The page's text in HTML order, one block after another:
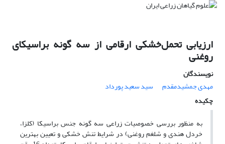
ارزیابی تحمل‌خشکی ارقامی از سه گونه براسیکای
روغنی
نویسندگان
مهدی جمشیدمقدم
سید سعید پورداد
چکیده
به منظور بررسی خصوصیات زراعی سه گونه جنس براسیکا (کلزا،
خردل هندی و شلغم روغنی) در شرایط تنش خشکی و تعیین بهترین